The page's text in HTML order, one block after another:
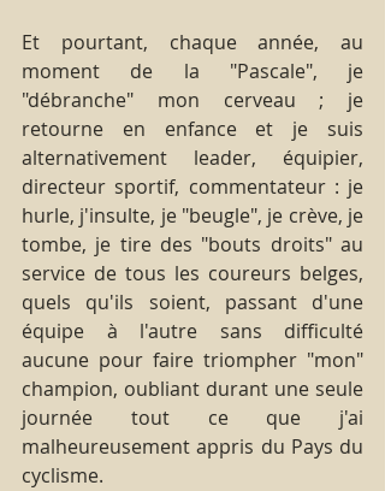
Et pourtant, chaque année, au
moment de la "Pascale", je
"débranche" mon cerveau ; je
retourne en enfance et je suis
alternativement leader, équipier,
directeur sportif, commentateur : je
hurle, j'insulte, je "beugle", je crève, je
tombe, je tire des "bouts droits" au
service de tous les coureurs belges,
quels qu'ils soient, passant d'une
équipe à l'autre sans difficulté
aucune pour faire triompher "mon"
champion, oubliant durant une seule
journée tout ce que j'ai
malheureusement appris du Pays du
cyclisme.